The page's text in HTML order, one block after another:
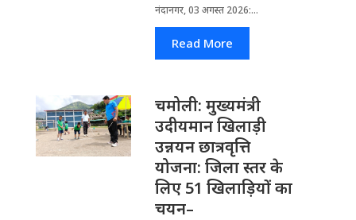
नंदानगर, 03 अगस्त 2026:...
Read More
चमोली: मुख्यमंत्री
उदीयमान खिलाड़ी
उन्नयन छात्रवृत्ति
योजना: जिला स्तर के
लिए 51 खिलाड़ियों का
चयन–